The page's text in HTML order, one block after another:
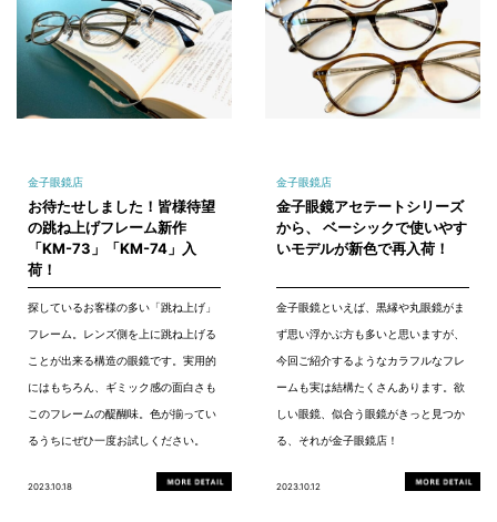
金子眼鏡店
お待たせしました！皆様待望
の跳ね上げフレーム新作
「KM-73」「KM-74」入
荷！
探しているお客様の多い「跳ね上げ」
フレーム。レンズ側を上に跳ね上げる
ことが出来る構造の眼鏡です。実用的
にはもちろん、ギミック感の面白さも
このフレームの醍醐味。色が揃ってい
るうちにぜひ一度お試しください。
2023.10.18
金子眼鏡店
金子眼鏡アセテートシリーズ
から、 ベーシックで使いやす
いモデルが新色で再入荷！
金子眼鏡といえば、黒縁や丸眼鏡がま
ず思い浮かぶ方も多いと思いますが、
今回ご紹介するようなカラフルなフレ
ームも実は結構たくさんあります。欲
しい眼鏡、似合う眼鏡がきっと見つか
る、それが金子眼鏡店！
2023.10.12